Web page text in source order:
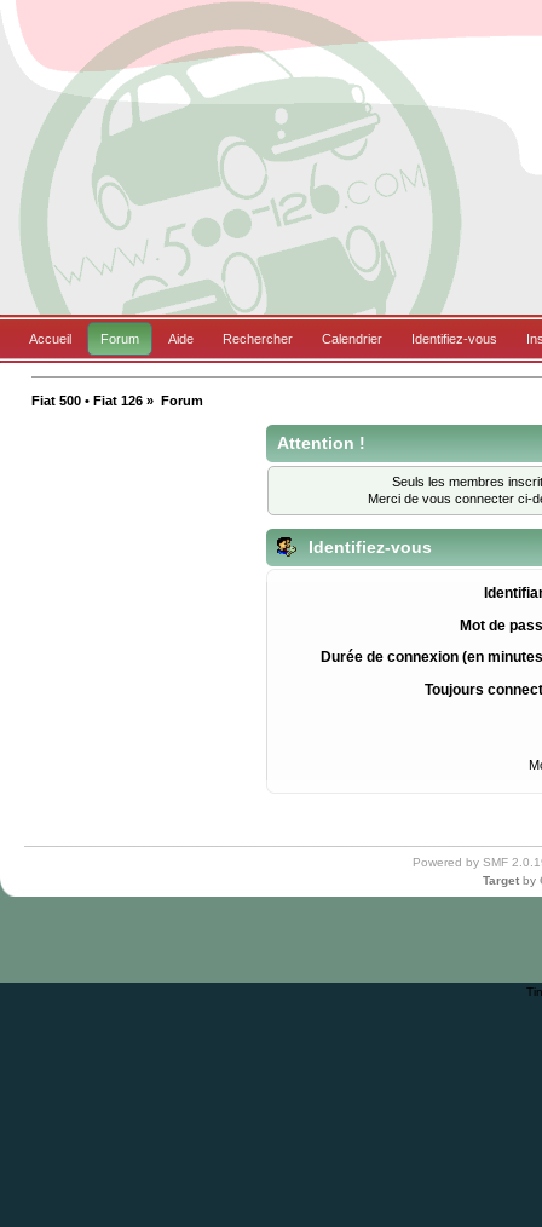
Accueil Forum Aide Rechercher Calendrier Identifiez-vous
Fiat 500 • Fiat 126 » Forum
Attention !
Seuls les membres
Merci de vous connecter ci-
Identifiez-vous
Mot de
Durée de connexion (en
Toujours
Powered by SMF
Target by